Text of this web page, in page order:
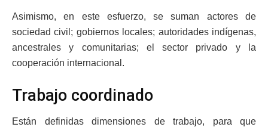
Asimismo, en este esfuerzo, se suman actores de
sociedad civil; gobiernos locales; autoridades indígenas,
ancestrales y comunitarias; el sector privado y la
cooperación internacional.
Trabajo coordinado
Están definidas dimensiones de trabajo, para que